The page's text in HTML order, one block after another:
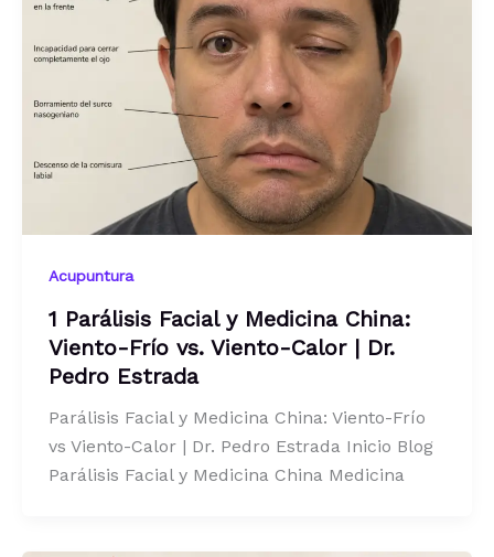
Acupuntura
1 Parálisis Facial y Medicina China:
Viento-Frío vs. Viento-Calor | Dr.
Pedro Estrada
Parálisis Facial y Medicina China: Viento-Frío
vs Viento-Calor | Dr. Pedro Estrada Inicio Blog
Parálisis Facial y Medicina China Medicina